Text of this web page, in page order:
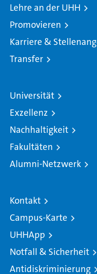
Lehre an der UHH
Promovieren
Karriere &
Transfer
Universität
Exzellenz
Nachhaltigkeit
Fakultäten
Alumni-Netzwerk
Kontakt
Campus-Karte
UHHApp
Notfall & Sicherheit
Antidiskriminierung